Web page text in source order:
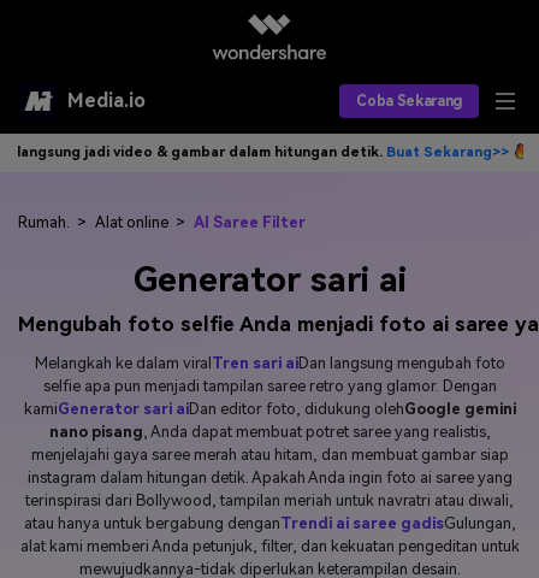
Media.io Coba Sekarang
Alat AI
AI Video
AI Gambar
AI Audio
Model AI yang Didukung
Produk AI
Asisten Video AI
Editor Video AI
Editor Gambar AI
Editor Audio AI
Find More Solutions >>
Efek Video
Efek Foto
Sumber Daya
Panduan Pengguna Apa yang Baru
Harga
Veo3 TOP
Masuk
video & gambar dalam hitungan detik.Buat Sekarang>> Tulis
Rumah. > Alat online > AI Saree Filter
Generator sari ai
Mengubah foto selfie Anda menjadi foto ai saree
Melangkah ke dalam viralTren sari aiDan langsung mengubah foto
selfie apa pun menjadi tampilan saree retro yang glamor. Dengan
kamiGenerator sari aiDan editor foto, didukung olehGoogle gemini
nano pisang , Anda dapat membuat potret saree yang realistis,
menjelajahi gaya saree merah atau hitam, dan membuat gambar siap
instagram dalam hitungan detik. Apakah Anda ingin foto ai saree yang
terinspirasi dari Bollywood, tampilan meriah untuk navratri atau diwali,
atau hanya untuk bergabung denganTrendi ai saree gadisGulungan,
alat kami memberi Anda petunjuk, filter, dan kekuatan pengeditan untuk
mewujudkannya-tidak diperlukan keterampilan desain.